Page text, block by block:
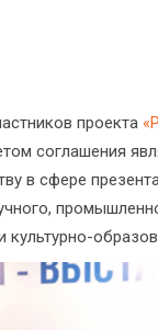
проекта
соглашения
в сфере
культурно-